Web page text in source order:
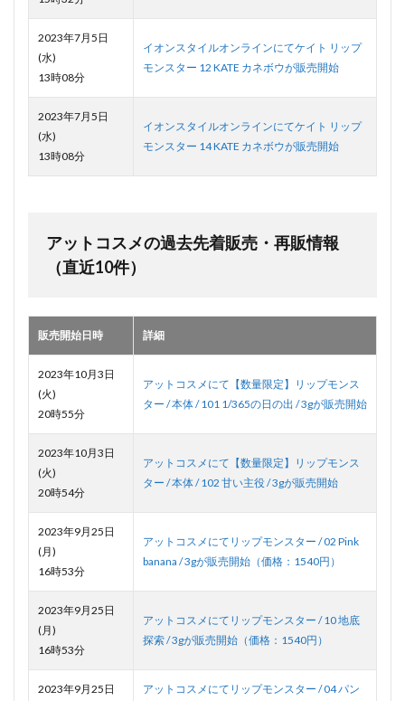
2023年7月5日
(水)
13時08分
イオンスタイルオンラインにてケイト リップ
モンスター 12 KATE カネボウが販売開始
2023年7月5日
(水)
13時08分
イオンスタイルオンラインにてケイト リップ
モンスター 14 KATE カネボウが販売開始
アットコスメの過去先着販売・再販情報
（直近10件）
販売開始日時 詳細
2023年10月3日
(火)
20時55分
アットコスメにて【数量限定】リップモンス
ター / 本体 / 101 1/365の日の出 / 3gが販売開始
2023年10月3日
(火)
20時54分
アットコスメにて【数量限定】リップモンス
ター / 本体 / 102 甘い主役 / 3gが販売開始
2023年9月25日
(月)
16時53分
アットコスメにてリップモンスター / 02 Pink
banana / 3gが販売開始（価格：1540円）
2023年9月25日
(月)
16時53分
アットコスメにてリップモンスター / 10 地底
探索 / 3gが販売開始（価格：1540円）
2023年9月25日
アットコスメにてリップモンスター / 04 パン